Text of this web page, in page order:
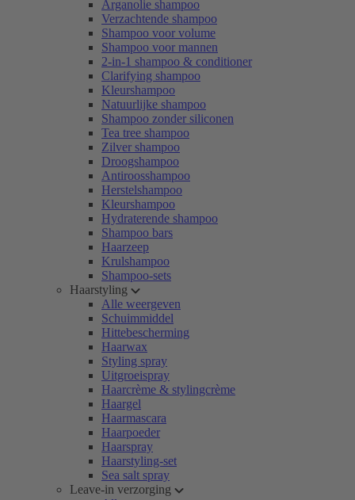
Arganolie shampoo
Verzachtende shampoo
Shampoo voor volume
Shampoo voor mannen
2-in-1 shampoo & conditioner
Clarifying shampoo
Kleurshampoo
Natuurlijke shampoo
Shampoo zonder siliconen
Tea tree shampoo
Zilver shampoo
Droogshampoo
Antiroosshampoo
Herstelshampoo
Kleurshampoo
Hydraterende shampoo
Shampoo bars
Haarzeep
Krulshampoo
Shampoo-sets
Haarstyling
Alle weergeven
Schuimmiddel
Hittebescherming
Haarwax
Styling spray
Uitgroeispray
Haarcrème & stylingcrème
Haargel
Haarmascara
Haarpoeder
Haarspray
Haarstyling-set
Sea salt spray
Leave-in verzorging